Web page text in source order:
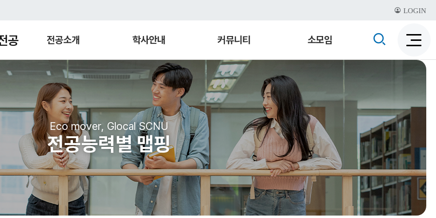
LOGIN
공 전공소개 학사안내 커뮤니티 소모임
색
성
화
색
Eco mover, Glocal SCNU
전공능력별 맵핑